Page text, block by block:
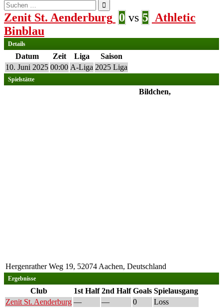
Suchen
nach:
Zenit St. Aenderburg 0 vs 5 Athletic
Binblau
Details
Datum Zeit Liga
Saison
10. Juni 2025 00:00 A-Liga 2025 Liga
Spielstätte
Bildchen,
Hergenrather Weg 19, 52074 Aachen, Deutschland
Ergebnisse
Club 1st Half 2nd Half Goals Spielausgang
Zenit St. Aenderburg — — 0
Loss